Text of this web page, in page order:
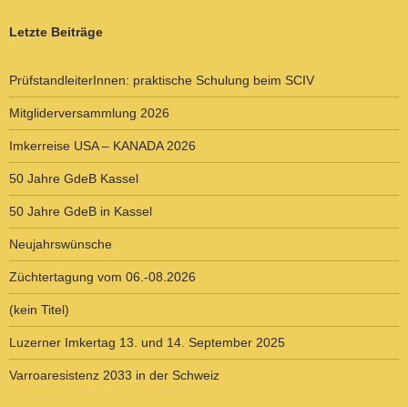
Letzte Beiträge
PrüfstandleiterInnen: praktische Schulung beim SCIV
Mitgliderversammlung 2026
Imkerreise USA – KANADA 2026
50 Jahre GdeB Kassel
50 Jahre GdeB in Kassel
Neujahrswünsche
Züchtertagung vom 06.-08.2026
(kein Titel)
Luzerner Imkertag 13. und 14. September 2025
Varroaresistenz 2033 in der Schweiz